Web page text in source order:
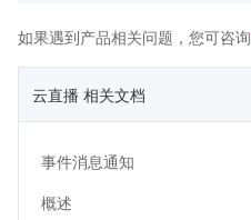
如果遇到产品相关问题，您可咨询
云直播 相关文档
事件消息通知
概述